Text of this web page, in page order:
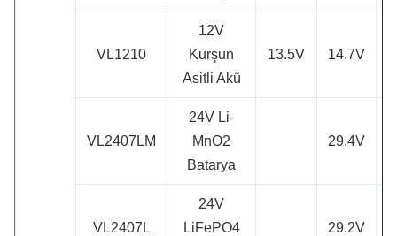
VL1210
12V
Kurşun
Asitli Akü
13.5V 14.7V
VL2407LM
24V Li-
MnO2
Batarya
29.4V
VL2407L
24V
LiFePO4
29.2V